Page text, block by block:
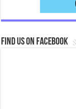
Find us on Facebook